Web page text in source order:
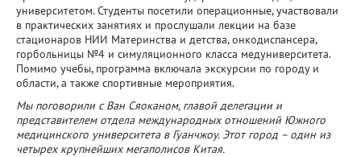
университетом. Студенты посетили операционные, участвовали
в практических занятиях и прослушали лекции на базе
стационаров НИИ Материнства и детства, онкодиспансера,
горбольницы №4 и симуляционного класса медуниверситета.
Помимо учебы, программа включала экскурсии по городу и
области, а также спортивные мероприятия.
Мы поговорили с Ван Сяоканом, главой делегации и
представителем отдела международных отношений Южного
медицинского университета в Гуанчжоу. Этот город – один из
четырех крупнейших мегаполисов Китая.